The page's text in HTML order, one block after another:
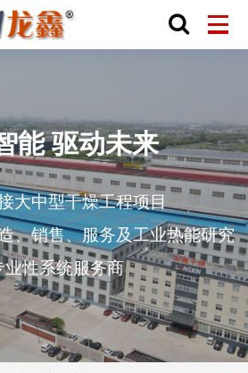
能 驱动未来
大中型干燥工程项目
、销售、服务及工业热能研究
业性系统服务商